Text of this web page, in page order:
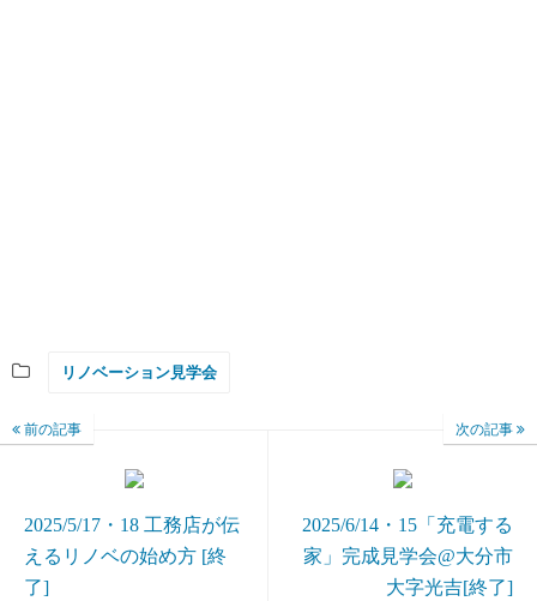
リノベーション見学会
前の記事
2025/5/17・18 工務店が伝
えるリノベの始め方 [終
了]
次の記事
2025/6/14・15「充電する
家」完成見学会@大分市
大字光吉[終了]